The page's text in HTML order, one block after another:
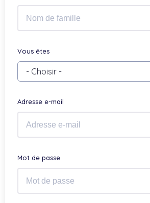
Vous êtes
- Choisir -
Adresse e-mail
Mot de passe